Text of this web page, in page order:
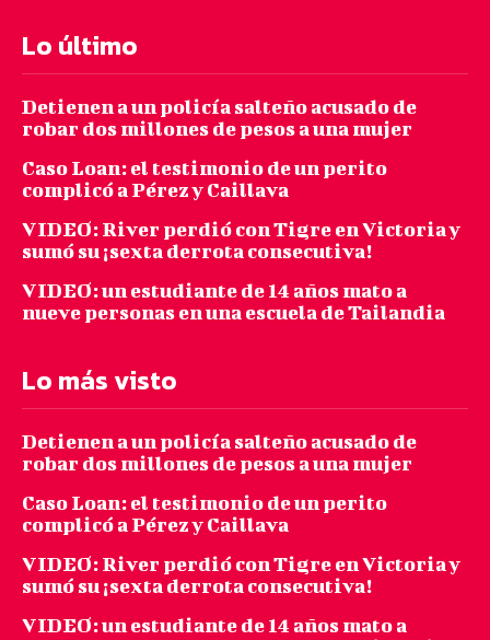
Lo último
Detienen a un policía salteño acusado de
robar dos millones de pesos a una mujer
Caso Loan: el testimonio de un perito
complicó a Pérez y Caillava
VIDEO: River perdió con Tigre en Victoria y
sumó su ¡sexta derrota consecutiva!
VIDEO: un estudiante de 14 años mato a
nueve personas en una escuela de Tailandia
Lo más visto
Detienen a un policía salteño acusado de
robar dos millones de pesos a una mujer
Caso Loan: el testimonio de un perito
complicó a Pérez y Caillava
VIDEO: River perdió con Tigre en Victoria y
sumó su ¡sexta derrota consecutiva!
VIDEO: un estudiante de 14 años mato a